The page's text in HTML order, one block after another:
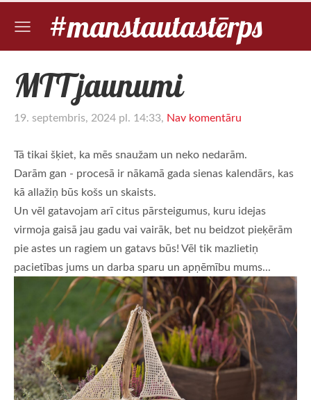
#manstautastērps
MTT jaunumi
19. septembris, 2024 pl. 14:33, Nav komentāru
Tā tikai šķiet, ka mēs snaužam un neko nedarām.
Darām gan - procesā ir nākamā gada sienas kalendārs, kas
kā allažiņ būs košs un skaists.
Un vēl gatavojam arī citus pārsteigumus, kuru idejas
virmoja gaisā jau gadu vai vairāk, bet nu beidzot pieķērām
pie astes un ragiem un gatavs būs! Vēl tik mazlietiņ
pacietības jums un darba sparu un apņēmību mums...